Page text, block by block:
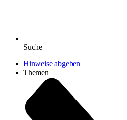
Suche
Hinweise abgeben
Themen